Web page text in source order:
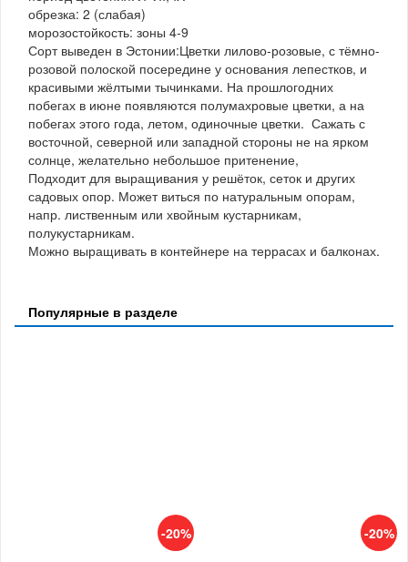
обрезка: 2 (слабая)
морозостойкость: зоны 4-9
Сорт выведен в Эстонии:Цветки лилово-розовые, с тёмно-
розовой полоской посередине у основания лепестков, и
красивыми жёлтыми тычинками. На прошлогодних
побегах в июне появляются полумахровые цветки, а на
побегах этого года, летом, одиночные цветки. Сажать с
восточной, северной или западной стороны не на ярком
солнце, желательно небольшое притенение,
Подходит для выращивания у решёток, сеток и других
садовых опор. Может виться по натуральным опорам,
напр. лиственным или хвойным кустарникам,
полукустарникам.
Можно выращивать в контейнере на террасах и балконах.
Популярные в разделе
-20% -20%